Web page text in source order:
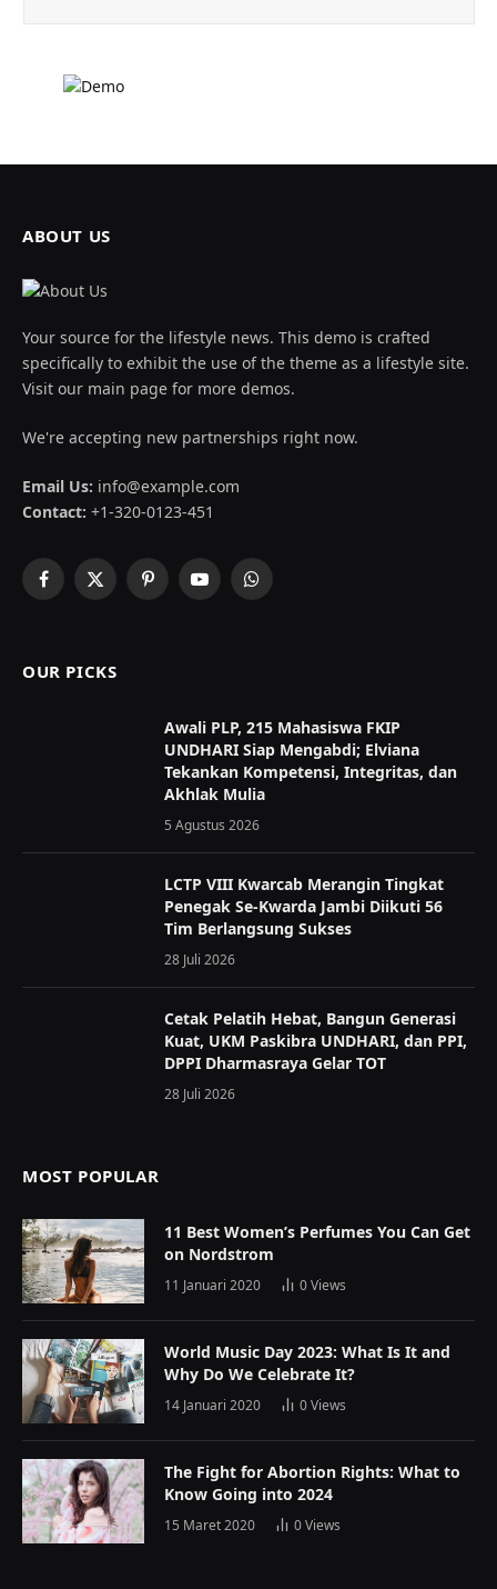
ABOUT US
Your source for the lifestyle news. This demo is crafted
specifically to exhibit the use of the theme as a lifestyle site.
Visit our main page for more demos.
We're accepting new partnerships right now.
Email Us: info@example.com
Contact: +1-320-0123-451
Facebook
X
PinterestYouTubeWhatsApp
OUR PICKS
Awali PLP, 215 Mahasiswa FKIP
UNDHARI Siap Mengabdi; Elviana
Tekankan Kompetensi, Integritas, dan
Akhlak Mulia
5 Agustus 2026
LCTP VIII Kwarcab Merangin Tingkat
Penegak Se-Kwarda Jambi Diikuti 56
Tim Berlangsung Sukses
28 Juli 2026
Cetak Pelatih Hebat, Bangun Generasi
Kuat, UKM Paskibra UNDHARI, dan PPI,
DPPI Dharmasraya Gelar TOT
28 Juli 2026
MOST POPULAR
11 Best Women’s Perfumes You Can Get
on Nordstrom
11 Januari 2020 0Views
World Music Day 2023: What Is It and
Why Do We Celebrate It?
14 Januari 2020 0Views
The Fight for Abortion Rights: What to
Know Going into 2024
15 Maret 2020 0Views